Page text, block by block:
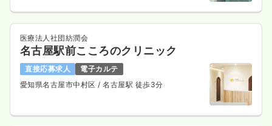
医療法人社団紡潤会
名古屋駅前こころのクリニック
直接応募求人
電子カルテ
愛知県名古屋市中村区/ 名古屋駅 徒歩3分